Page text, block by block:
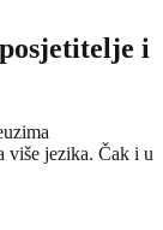
i
više jezika. Čak i u